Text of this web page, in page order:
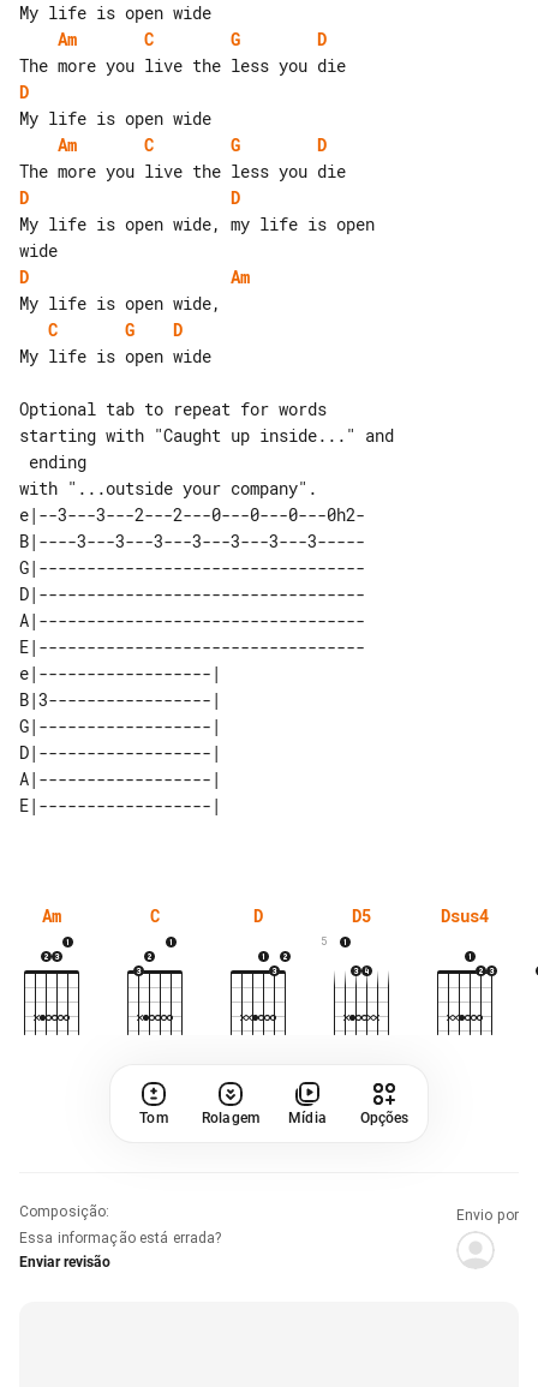
Am
C G
D
D
Am
C G
D
D
D
My life is open wide, my life is open
D
Am
C
G
D
My life is open wide
Optional tab to repeat for words
starting with "Caught up inside..." and
e|--3---3---2---2---0---0---0---0h2-
B|----3---3---3---3---3---3---3-----
G|----------------------------------
D|----------------------------------
A|----------------------------------
E|----------------------------------
e|------------------|
B|3-----------------|
G|------------------|
D|------------------|
A|------------------|
Am C D D5
5
Dsus4
Tom Rolagem Mídia Opções
Composição:
Essa informação está errada?
Enviar revisão
Envio por